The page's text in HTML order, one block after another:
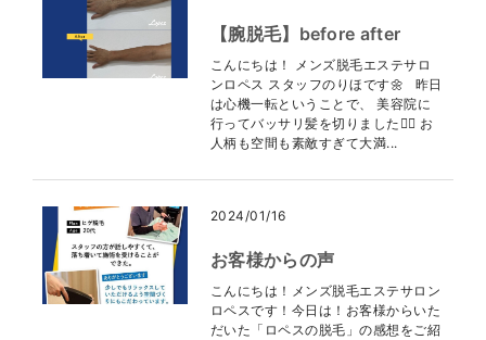
【腕脱毛】before after
こんにちは！ メンズ脱毛エステサロ
ンロペス スタッフのりほです🌼 昨日
は心機一転ということで、 美容院に
行ってバッサリ髪を切りました💇‍♀️ お
人柄も空間も素敵すぎて大満...
2024/01/16
お客様からの声
こんにちは！メンズ脱毛エステサロン
ロペスです！今日は！お客様からいた
だいた「ロペスの脱毛」の感想をご紹